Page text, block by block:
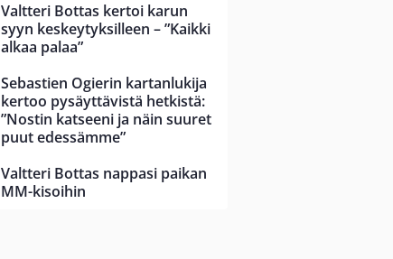
Valtteri Bottas kertoi karun
syyn keskeytyksilleen – ”Kaikki
alkaa palaa”
Sebastien Ogierin kartanlukija
kertoo pysäyttävistä hetkistä:
”Nostin katseeni ja näin suuret
puut edessämme”
Valtteri Bottas nappasi paikan
MM-kisoihin